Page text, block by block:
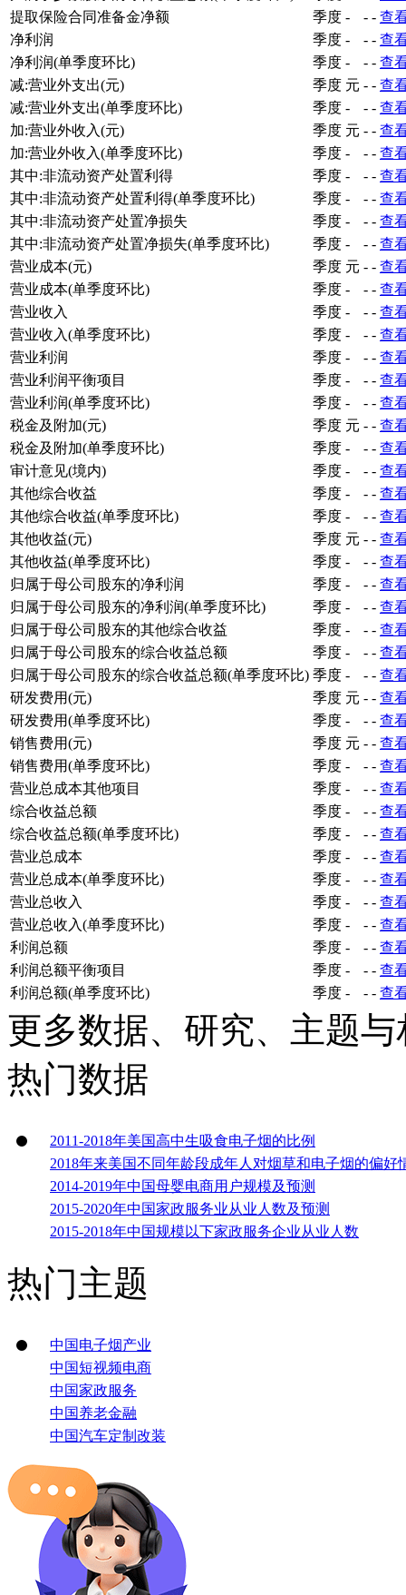
提取保险合同准备金净额
季度 - - - 查
净利润
季度 - - - 查
净利润(单季度环比)
季度 - - - 查
减:营业外支出(元)
季度 元 - - 查
减:营业外支出(单季度环比)
季度 - - - 查
加:营业外收入(元)
季度 元 - - 查
加:营业外收入(单季度环比)
季度 - - - 查
其中:非流动资产处置利得
季度 - - - 查
其中:非流动资产处置利得(单季度环比)
季度 - - - 查
其中:非流动资产处置净损失
季度 - - - 查
其中:非流动资产处置净损失(单季度环比)
季度 - - - 查
营业成本(元)
季度 元 - - 查
营业成本(单季度环比)
季度 - - - 查
营业收入
季度 - - - 查
营业收入(单季度环比)
季度 - - - 查
营业利润
季度 - - - 查
营业利润平衡项目
季度 - - - 查
营业利润(单季度环比)
季度 - - - 查
税金及附加(元)
季度 元 - - 查
税金及附加(单季度环比)
季度 - - - 查
审计意见(境内)
季度 - - - 查
其他综合收益
季度 - - - 查
其他综合收益(单季度环比)
季度 - - - 查
其他收益(元)
季度 元 - - 查
其他收益(单季度环比)
季度 - - - 查
归属于母公司股东的净利润
季度 - - - 查
归属于母公司股东的净利润(单季度环比)
季度 - - - 查
归属于母公司股东的其他综合收益
季度 - - - 查
归属于母公司股东的综合收益总额
季度 - - - 查
归属于母公司股东的综合收益总额(单季度环比) 季度 - - - 查
研发费用(元)
季度 元 - - 查
研发费用(单季度环比)
季度 - - - 查
销售费用(元)
季度 元 - - 查
销售费用(单季度环比)
季度 - - - 查
营业总成本其他项目
季度 - - - 查
综合收益总额
季度 - - - 查
综合收益总额(单季度环比)
季度 - - - 查
营业总成本
季度 - - - 查
营业总成本(单季度环比)
季度 - - - 查
营业总收入
季度 - - - 查
营业总收入(单季度环比)
季度 - - - 查
利润总额
季度 - - - 查
利润总额平衡项目
季度 - - - 查
利润总额(单季度环比)
季度 - - - 查
更多数据、研究、主题
热门数据
2011-2018年美国高中生吸食电子烟的比例
2018年来美国不同年龄段成年人对烟草和电子烟的偏好
2014-2019年中国母婴电商用户规模及预测
2015-2020年中国家政服务业从业人数及预测
2015-2018年中国规模以下家政服务企业从业人数
热门主题
中国电子烟产业
中国短视频电商
中国家政服务
中国养老金融
中国汽车定制改装